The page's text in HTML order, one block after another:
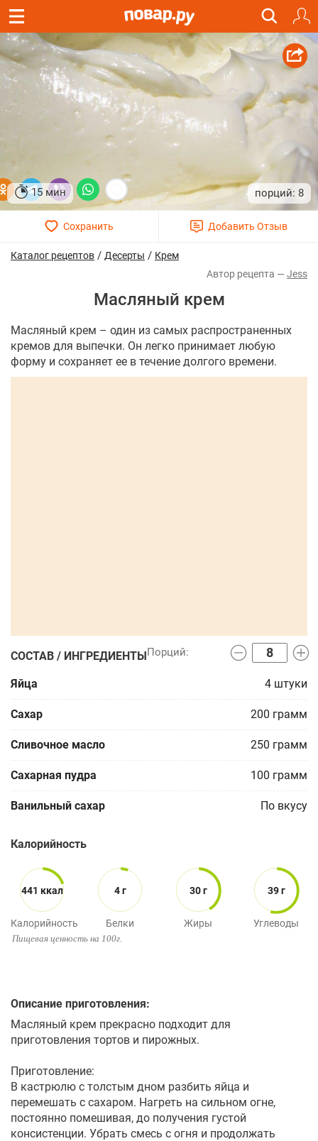
15 мин 8
Каталог рецептов / Десерты / Крем
Jess
Масляный крем
Масляный крем – один из самых распространенных
кремов для выпечки. Он легко принимает любую
форму и сохраняет ее в течение долгого времени.
СОСТАВ / ИНГРЕДИЕНТЫ
Яйца 4 штуки
Сахар 200 грамм
Сливочное масло 250 грамм
Сахарная пудра 100 грамм
Ванильный сахар По вкусу
Калорийность
441 ккал
Калорийность
4 г
Белки
30 г
Жиры
39 г
Углеводы
Пищевая ценность на 100г.
Описание приготовления:
Масляный крем прекрасно подходит для
приготовления тортов и пирожных.
Приготовление:
В кастрюлю с толстым дном разбить яйца и
перемешать с сахаром. Нагреть на сильном огне,
постоянно помешивая, до получения густой
консистенции. Убрать смесь с огня и продолжать